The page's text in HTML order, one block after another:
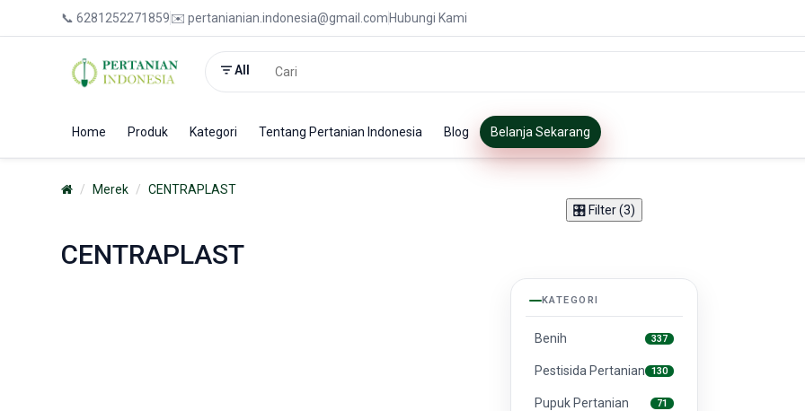
📞 6281252271859✉️ pertanianian.indonesia@gmail.com Hubungi Kami
All
Home Produk Kategori Tentang Pertanian Indonesia Blog Belanja Sekarang
Merek
CENTRAPLAST
🎛️ Filter (3)
CENTRAPLAST
KATEGORI
Benih 337
Pestisida Pertanian 130
Pupuk Pertanian 71